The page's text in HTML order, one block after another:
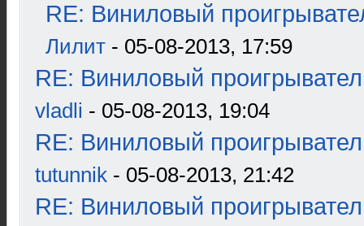
RE: Виниловый
Лилит - 05-08-2013, 17:59
RE: Виниловый
vladli - 05-08-2013, 19:04
RE: Виниловый
tutunnik - 05-08-2013, 21:42
RE: Виниловый